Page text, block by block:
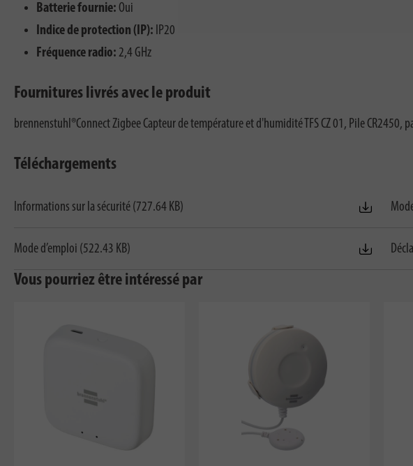
Batterie fournie: Oui
Indice de protection (IP): IP20
Fréquence radio: 2,4 GHz
Fournitures livrés avec le produit
brennenstuhl®Connect Zigbee Capteur de température et d'humidité TFS CZ 01, Pile CR2450,
Téléchargements
Informations sur la sécurité (727.64 KB)
Mode d’emploi (522.43 KB)
Vous pourriez être intéressé par